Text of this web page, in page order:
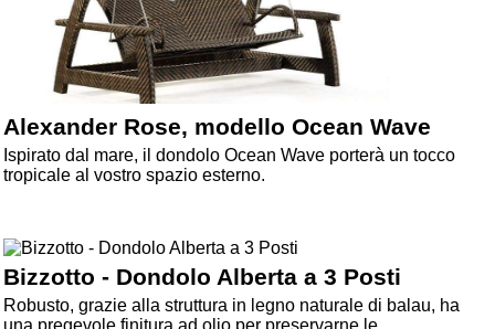
Alexander Rose, modello Ocean Wave
Ispirato dal mare, il dondolo Ocean Wave porterà un tocco
tropicale al vostro spazio esterno.
Bizzotto - Dondolo Alberta a 3 Posti
Robusto, grazie alla struttura in legno naturale di balau, ha
una pregevole finitura ad olio per preservarne le